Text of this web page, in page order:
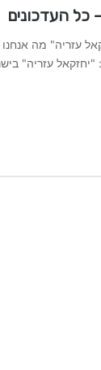
כל העדכונים
עזריה" מה אנחנו
עזריה" בישראל